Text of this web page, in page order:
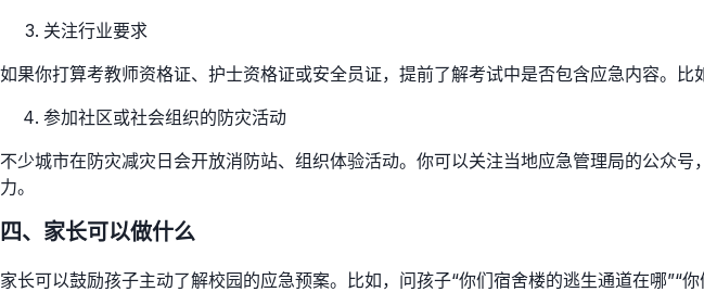
关注行业要求
如果你打算考教师资格证、护士资格证或安全员证，提前了解考试中是否包含应急内容。
参加社区或社会组织的防灾活动
不少城市在防灾减灾日会开放消防站、组织体验活动。你可以关注当地应急管理局的公众
力。
四、家长可以做什么
家长可以鼓励孩子主动了解校园的应急预案。比如，问孩子“你们宿舍楼的逃生通道在哪”“